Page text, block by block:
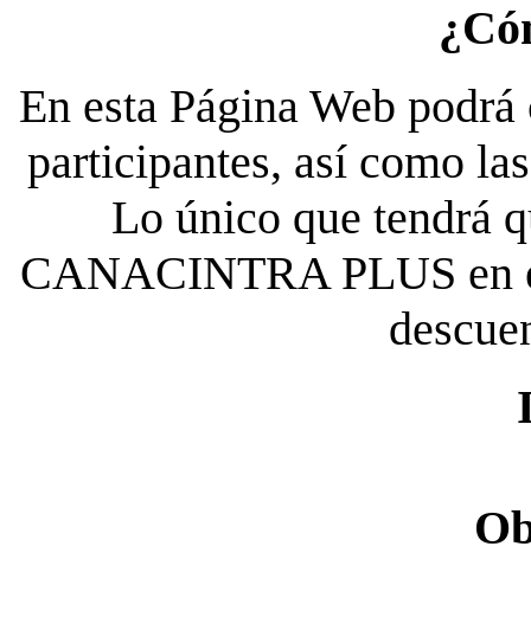
En esta Página Web
participantes, así como
Lo único que tendrá
CANACINTRA PLUS en